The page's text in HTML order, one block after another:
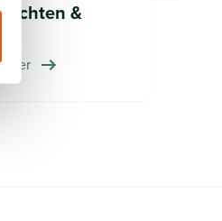
&
hier